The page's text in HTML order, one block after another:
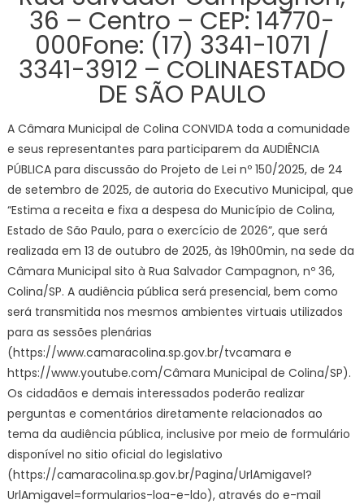
36 – Centro – CEP: 14770-
000Fone: (17) 3341-1071 /
3341-3912 – COLINAESTADO
DE SÃO PAULO
A Câmara Municipal de Colina CONVIDA toda a comunidade
e seus representantes para participarem da AUDIÊNCIA
PÚBLICA para discussão do Projeto de Lei nº 150/2025, de 24
de setembro de 2025, de autoria do Executivo Municipal, que
“Estima a receita e fixa a despesa do Município de Colina,
Estado de São Paulo, para o exercício de 2026”, que será
realizada em 13 de outubro de 2025, às 19h00min, na sede da
Câmara Municipal sito à Rua Salvador Campagnon, nº 36,
Colina/SP. A audiência pública será presencial, bem como
será transmitida nos mesmos ambientes virtuais utilizados
para as sessões plenárias
(https://www.camaracolina.sp.gov.br/tvcamara e
https://www.youtube.com/Câmara Municipal de Colina/SP).
Os cidadãos e demais interessados poderão realizar
perguntas e comentários diretamente relacionados ao
tema da audiência pública, inclusive por meio de formulário
disponível no sitio oficial do legislativo
(https://camaracolina.sp.gov.br/Pagina/UrlAmigavel?
UrlAmigavel=formularios-loa-e-ldo), através do e-mail